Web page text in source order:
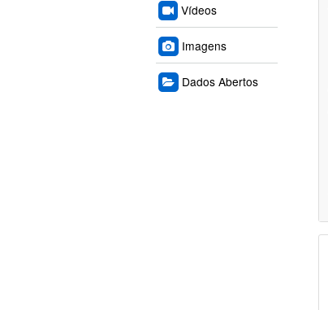
Vídeos
Imagens
Dados Abertos